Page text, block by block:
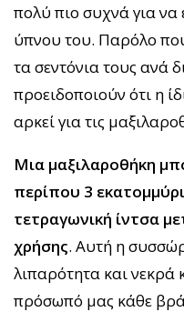
πολύ πιο συχνά για να
ύπνου του. Παρόλο
τα σεντόνια τους ανά
προειδοποιούν ότι η
αρκεί για τις
Μια μαξιλαροθήκη
περίπου 3
τετραγωνική ίντσα
χρήσης. Αυτή η
λιπαρότητα και νεκρά
πρόσωπό μας κάθε